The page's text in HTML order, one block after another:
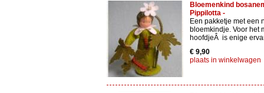
Bloemenkind
Pippilotta -
Een pakketje met een
bloemkindje. Voor het
hoofdjeÂ is enige
€ 9,90
plaats in winkelwagen